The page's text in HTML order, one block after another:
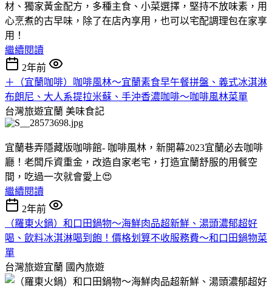
材、獨家黃金配方，多種主食、小菜選擇，堅持不放味素，用
心烹煮的古早味，除了在店內享用，也可以宅配調理包在家享
用！
繼續閱讀
2年前
＋（宜蘭咖啡）咖啡風林～宜蘭素食早午餐拼盤、義式冰淇淋
布朗尼、大人系提拉米蘇、手沖香濃咖啡～咖啡風林菜單
台灣旅遊宜蘭 美味食記
宜蘭巷弄隱藏版咖啡館- 咖啡風林，新開幕2023宜蘭必去咖啡
廳！老闆斥資重金，改造自家老宅，打造宜蘭舒服的用餐空
間，吃過一次就會愛上😍
繼續閱讀
2年前
（羅東火鍋）和口田鍋物～海鮮肉品超新鮮、湯頭濃郁超好
喝、飲料冰淇淋喝到飽！價格划算不收服務費～和口田鍋物菜
單
台灣旅遊宜蘭 國內旅遊